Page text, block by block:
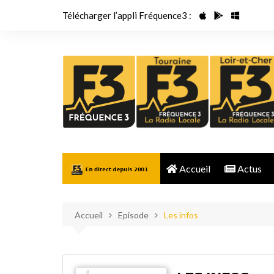
Télécharger l’appli Fréquence3 :
Accueil Actus
Accueil Episode Les infos